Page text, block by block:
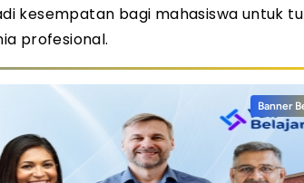
kesempatan bagi mahasiswa untuk
profesional.
Banner